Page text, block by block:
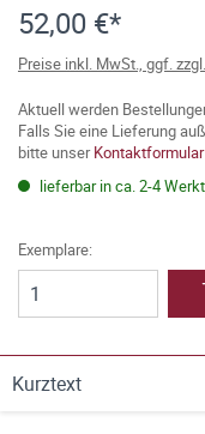
52,00 €*
Preise inkl. MwSt., ggf.
Aktuell werden
Falls Sie eine Lieferung
bitte unserKontaktformular
lieferbar in ca. 2-4
Exemplare:
Kurztext